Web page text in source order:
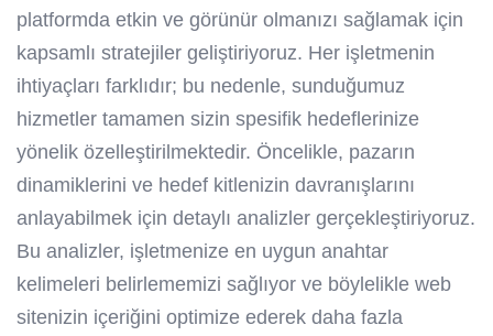
platformda etkin ve görünür olmanızı sağlamak için
kapsamlı stratejiler geliştiriyoruz. Her işletmenin
ihtiyaçları farklıdır; bu nedenle, sunduğumuz
hizmetler tamamen sizin spesifik hedeflerinize
yönelik özelleştirilmektedir. Öncelikle, pazarın
dinamiklerini ve hedef kitlenizin davranışlarını
anlayabilmek için detaylı analizler gerçekleştiriyoruz.
Bu analizler, işletmenize en uygun anahtar
kelimeleri belirlememizi sağlıyor ve böylelikle web
sitenizin içeriğini optimize ederek daha fazla